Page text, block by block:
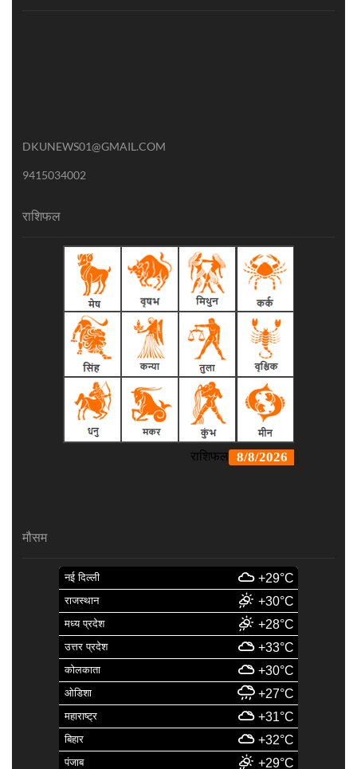
DKUNEWS01@GMAIL.COM
9415034002
राशिफल
मौसम
नई दिल्ली +29°C
राजस्थान +30°C
मध्य प्रदेश +28°C
उत्तर प्रदेश +33°C
कोलकाता +30°C
ओडिशा +27°C
महाराष्ट्र +31°C
बिहार +32°C
पंजाब +29°C